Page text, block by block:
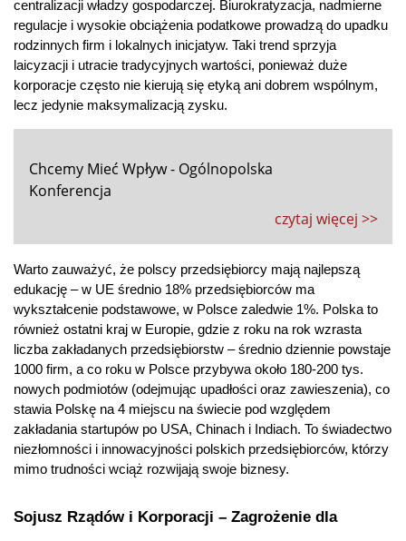
centralizacji władzy gospodarczej. Biurokratyzacja, nadmierne
regulacje i wysokie obciążenia podatkowe prowadzą do upadku
rodzinnych firm i lokalnych inicjatyw. Taki trend sprzyja
laicyzacji i utracie tradycyjnych wartości, ponieważ duże
korporacje często nie kierują się etyką ani dobrem wspólnym,
lecz jedynie maksymalizacją zysku.
Chcemy Mieć Wpływ - Ogólnopolska
Konferencja
czytaj więcej >>
Warto zauważyć, że polscy przedsiębiorcy mają najlepszą
edukację – w UE średnio 18% przedsiębiorców ma
wykształcenie podstawowe, w Polsce zaledwie 1%. Polska to
również ostatni kraj w Europie, gdzie z roku na rok wzrasta
liczba zakładanych przedsiębiorstw – średnio dziennie powstaje
1000 firm, a co roku w Polsce przybywa około 180-200 tys.
nowych podmiotów (odejmując upadłości oraz zawieszenia), co
stawia Polskę na 4 miejscu na świecie pod względem
zakładania startupów po USA, Chinach i Indiach. To świadectwo
niezłomności i innowacyjności polskich przedsiębiorców, którzy
mimo trudności wciąż rozwijają swoje biznesy.
Sojusz Rządów i Korporacji – Zagrożenie dla